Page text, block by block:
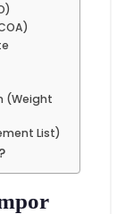
(Weight
List)